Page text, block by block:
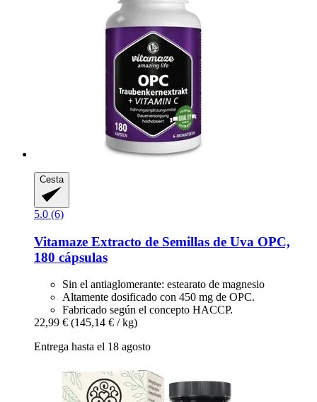
Cesta
5.0 (6)
Vitamaze Extracto de Semillas de Uva OPC,
180 cápsulas
Sin el antiaglomerante: estearato de magnesio
Altamente dosificado con 450 mg de OPC.
Fabricado según el concepto HACCP.
22,99 € (145,14 € / kg)
Entrega hasta el 18 agosto